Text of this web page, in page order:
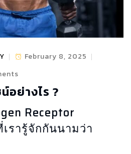
February 8, 2025
อย่างไร ?
Receptor
รารู้จักกันนามว่า